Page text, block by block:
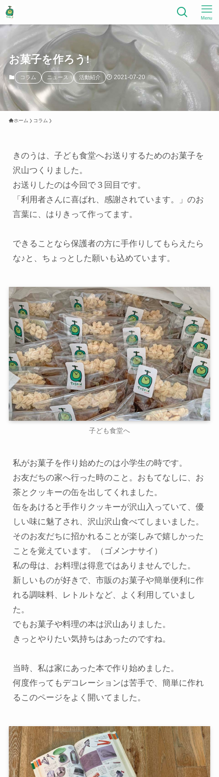
Menu
お菓子を作ろう!
コラム ニュース 活動紹介 2021-07-20
ホーム コラム
きのうは、子ども食堂へお送りするためのお菓子を
沢山つくりました。
お送りしたのは今回で３回目です。
「利用者さんに喜ばれ、感謝されています。」のお
言葉に、はりきって作ってます。
できることなら保護者の方に手作りしてもらえたら
な♪と、ちょっとした願いも込めています。
子ども食堂へ
私がお菓子を作り始めたのは小学生の時です。
お友だちの家へ行った時のこと。おもてなしに、お
茶とクッキーの缶を出してくれました。
缶をあけると手作りクッキーが沢山入っていて、優
しい味に魅了され、沢山沢山食べてしまいました。
そのお友だちに招かれることが楽しみで嬉しかった
ことを覚えています。（ゴメンナサイ）
私の母は、お料理は得意ではありませんでした。
新しいものが好きで、市販のお菓子や簡単便利に作
れる調味料、レトルトなど、よく利用していまし
た。
でもお菓子や料理の本は沢山ありました。
きっとやりたい気持ちはあったのですね。
当時、私は家にあった本で作り始めました。
何度作ってもデコレーションは苦手で、簡単に作れ
るこのページをよく開いてました。